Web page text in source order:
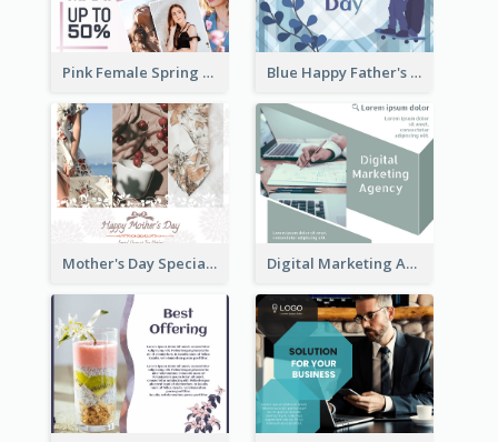
Pink Female Spring Fashion Facebook Post Design Blue Happy Father's Day Facebook Post
Mother's Day Special Sale Orange Facebook Post Digital Marketing Agency Green Facebook Post